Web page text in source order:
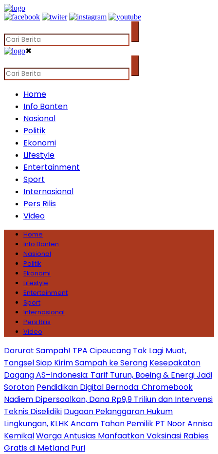
✖
Home
Info Banten
Nasional
Politik
Ekonomi
Lifestyle
Entertainment
Sport
Internasional
Pers Rilis
Video
Home
Info Banten
Nasional
Politik
Ekonomi
Lifestyle
Entertainment
Sport
Internasional
Pers Rilis
Video
Darurat Sampah! TPA Cipeucang Tak Lagi Muat,
Tangsel Siap Kirim Sampah ke Serang Kesepakatan
Dagang AS–Indonesia: Tarif Turun, Boeing & Energi Jadi
Sorotan Pendidikan Digital Bernoda: Chromebook
Nadiem Dipersoalkan, Dana Rp9,9 Triliun dan Intervensi
Teknis Diselidiki Dugaan Pelanggaran Hukum
Lingkungan, KLHK Ancam Tahan Pemilik PT Noor Annisa
KemikalWarga Antusias Manfaatkan Vaksinasi Rabies
Gratis di Metland Puri